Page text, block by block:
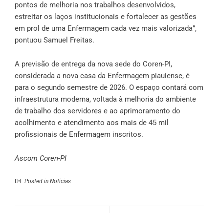
pontos de melhoria nos trabalhos desenvolvidos,
estreitar os laços institucionais e fortalecer as gestões
em prol de uma Enfermagem cada vez mais valorizada”,
pontuou Samuel Freitas.
A previsão de entrega da nova sede do Coren-PI,
considerada a nova casa da Enfermagem piauiense, é
para o segundo semestre de 2026. O espaço contará com
infraestrutura moderna, voltada à melhoria do ambiente
de trabalho dos servidores e ao aprimoramento do
acolhimento e atendimento aos mais de 45 mil
profissionais de Enfermagem inscritos.
Ascom Coren-PI
Posted in Noticias